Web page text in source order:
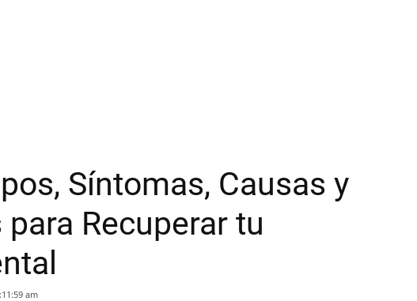
Síntomas, Causas y
Recuperar tu
am